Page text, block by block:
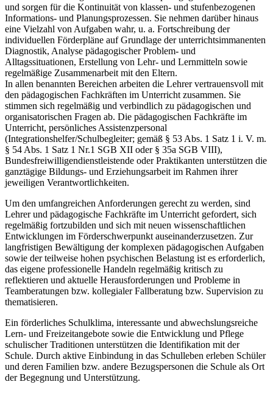
und sorgen für die Kontinuität von klassen- und stufenbezogenen
Informations- und Planungsprozessen. Sie nehmen darüber hinaus
eine Vielzahl von Aufgaben wahr, u. a. Fortschreibung der
individuellen Förderpläne auf Grundlage der unterrichtsimmanenten
Diagnostik, Analyse pädagogischer Problem- und
Alltagssituationen, Erstellung von Lehr- und Lernmitteln sowie
regelmäßige Zusammenarbeit mit den Eltern.
In allen benannten Bereichen arbeiten die Lehrer vertrauensvoll mit
den pädagogischen Fachkräften im Unterricht zusammen. Sie
stimmen sich regelmäßig und verbindlich zu pädagogischen und
organisatorischen Fragen ab. Die pädagogischen Fachkräfte im
Unterricht, persönliches Assistenzpersonal
(Integrationshelfer/Schulbegleiter; gemäß § 53 Abs. 1 Satz 1 i. V. m.
§ 54 Abs. 1 Satz 1 Nr.1 SGB XII oder § 35a SGB VIII),
Bundesfreiwilligendienstleistende oder Praktikanten unterstützen die
ganztägige Bildungs- und Erziehungsarbeit im Rahmen ihrer
jeweiligen Verantwortlichkeiten.
Um den umfangreichen Anforderungen gerecht zu werden, sind
Lehrer und pädagogische Fachkräfte im Unterricht gefordert, sich
regelmäßig fortzubilden und sich mit neuen wissenschaftlichen
Entwicklungen im Förderschwerpunkt auseinanderzusetzen. Zur
langfristigen Bewältigung der komplexen pädagogischen Aufgaben
sowie der teilweise hohen psychischen Belastung ist es erforderlich,
das eigene professionelle Handeln regelmäßig kritisch zu
reflektieren und aktuelle Herausforderungen und Probleme in
Teamberatungen bzw. kollegialer Fallberatung bzw. Supervision zu
thematisieren.
Ein förderliches Schulklima, interessante und abwechslungsreiche
Lern- und Freizeitangebote sowie die Entwicklung und Pflege
schulischer Traditionen unterstützen die Identifikation mit der
Schule. Durch aktive Einbindung in das Schulleben erleben Schüler
und deren Familien bzw. andere Bezugspersonen die Schule als Ort
der Begegnung und Unterstützung.